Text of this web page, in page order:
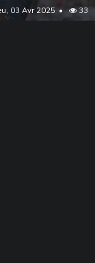
03 Avr 2025 33